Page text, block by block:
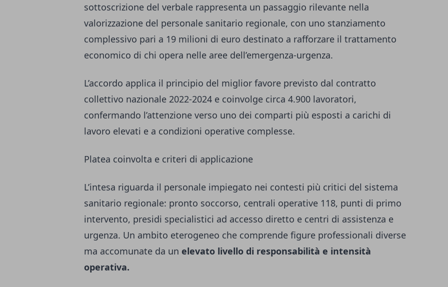
sottoscrizione del verbale rappresenta un passaggio rilevante nella
valorizzazione del personale sanitario regionale, con uno stanziamento
complessivo pari a 19 milioni di euro destinato a rafforzare il trattamento
economico di chi opera nelle aree dell’emergenza-urgenza.
L’accordo applica il principio del miglior favore previsto dal contratto
collettivo nazionale 2022-2024 e coinvolge circa 4.900 lavoratori,
confermando l’attenzione verso uno dei comparti più esposti a carichi di
lavoro elevati e a condizioni operative complesse.
Platea coinvolta e criteri di applicazione
L’intesa riguarda il personale impiegato nei contesti più critici del sistema
sanitario regionale: pronto soccorso, centrali operative 118, punti di primo
intervento, presidi specialistici ad accesso diretto e centri di assistenza e
urgenza. Un ambito eterogeneo che comprende figure professionali diverse
ma accomunate da un elevato livello di responsabilità e intensità
operativa.